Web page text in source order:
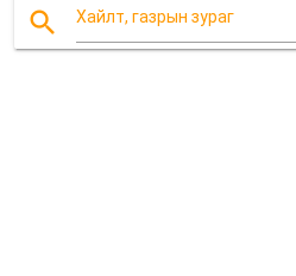
search Хайлт, газрын зураг